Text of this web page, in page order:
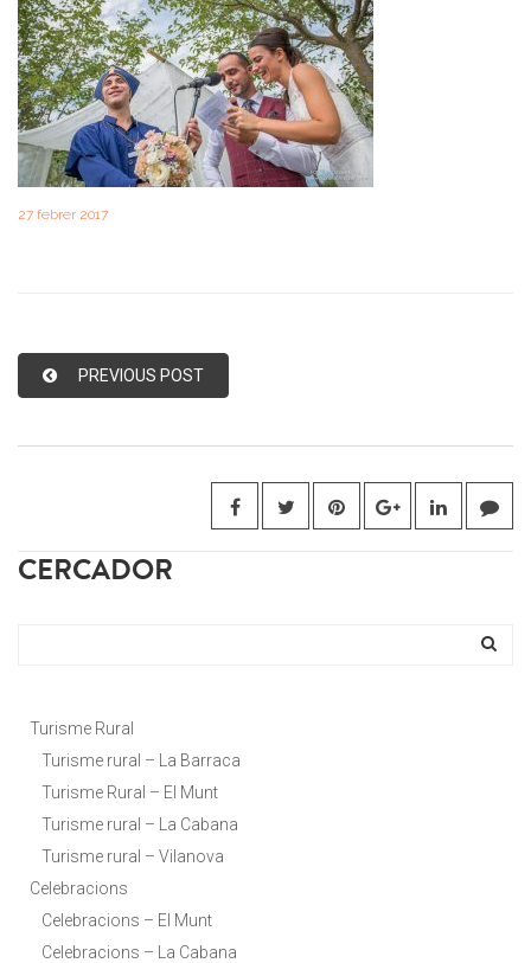
27 febrer 2017
PREVIOUS POST
CERCADOR
Turisme Rural
Turisme rural – La Barraca
Turisme Rural – El Munt
Turisme rural – La Cabana
Turisme rural – Vilanova
Celebracions
Celebracions – El Munt
Celebracions – La Cabana